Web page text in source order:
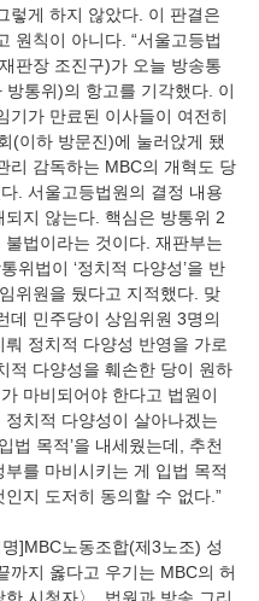
렇게 하지 않았다. 이 판결은
원칙이 아니다. “서울고등법
판장 조진구)가 오늘 방송통
방통위)의 항고를 기각했다. 이
기가 만료된 이사들이 여전히
(이하 방문진)에 눌러앉게 됐
리 감독하는 MBC의 개혁도 당
. 서울고등법원의 결정 내용
되지 않는다. 핵심은 방통위 2
불법이라는 것이다. 재판부는
위법이 ‘정치적 다양성’을 반
위원을 뒀다고 지적했다. 맞
데 민주당이 상임위원 3명의
뤄 정치적 다양성 반영을 가로
적 다양성을 훼손한 당이 원하
마비되어야 한다고 법원이
정치적 다양성이 살아나겠는
법 목적’을 내세웠는데, 추천
부를 마비시키는 게 입법 목적
지 도저히 동의할 수 없다.”
]MBC노동조합(제3노조) 성
까지 옳다고 우기는 MBC의 허